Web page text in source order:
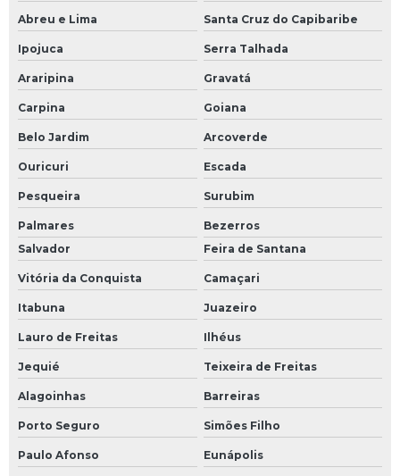
Abreu e Lima Santa Cruz do Capibaribe
Ipojuca Serra Talhada
Araripina Gravatá
Carpina Goiana
Belo Jardim Arcoverde
Ouricuri Escada
Pesqueira Surubim
Palmares
Bezerros
Salvador
Feira de Santana
Vitória da Conquista Camaçari
Itabuna Juazeiro
Lauro de Freitas Ilhéus
Jequié Teixeira de Freitas
Alagoinhas Barreiras
Porto Seguro Simões Filho
Paulo Afonso Eunápolis